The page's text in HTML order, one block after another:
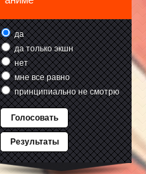
да
да только экшн
нет
мне все равно
принципиально не смотрю
Голосовать
Результаты